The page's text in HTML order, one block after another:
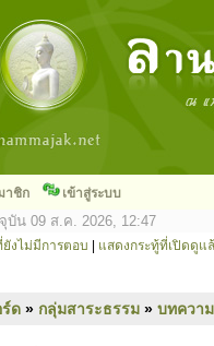
าชิก เข้าสู่ระบบ
บัน 09 ส.ค. 2026, 12:47
งไม่มีการตอบ แสดงกระทู้ที่เปิดดูแ
ด » กลุ่มสาระธรรม » บทควา